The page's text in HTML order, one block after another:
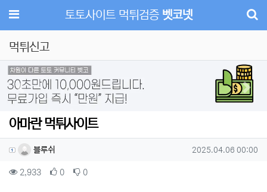
메뉴 토토사이트 먹튀검증 벳코넷
먹튀신고
Previous Next
아마란 먹튀사이트
작성자 정보
블루쉬작성 작성일
2025.04.06 00:00
컨텐츠 정보
2,933조회 0추천 0비추천